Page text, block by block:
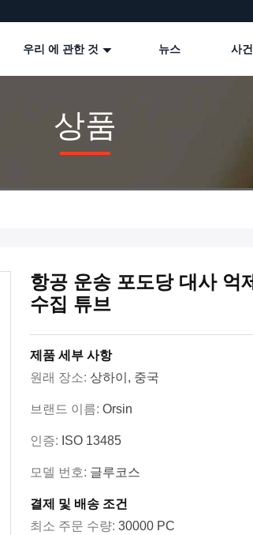
우리 에 관한 것 뉴스 사건
상품
항공 운송 포도당 대사 억
수집 튜브
제품 세부 사항
원래 장소: 상하이, 중국
브랜드 이름: Orsin
인증: ISO 13485
모델 번호: 글루코스
결제 및 배송 조건
최소 주문 수량: 30000 PC